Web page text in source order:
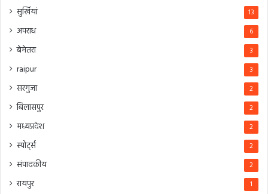
सुर्खियां 13
अपराध 6
बेमेतरा 3
raipur 3
सरगुजा 2
बिलासपुर 2
मध्यप्रदेश 2
स्पोर्ट्स 2
संपादकीय 2
रायपुर 1